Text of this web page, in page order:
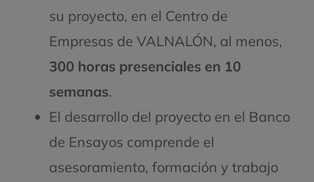
su proyecto, en el Centro de
Empresas de VALNALÓN, al menos,
300 horas presenciales en 10
semanas.
El desarrollo del proyecto en el Banco
de Ensayos comprende el
asesoramiento, formación y trabajo